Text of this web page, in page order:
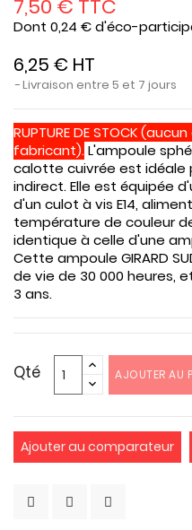
7,50 € TTC
Dont 0,24 € d'éco-
6,25 € HT
Livraison entre 5 et 7 jours
RUPTURE DE STOCK
fabricant).L'ampoule
calotte cuivrée est idéale
indirect. Elle est équipée
d'un culot à vis E14,
température de couleur
identique à celle d'une
Cette ampoule GIRARD
de vie de 30 000 heures,
3 ans.
Qté AJOUTER AU
Ajouter au comparateur